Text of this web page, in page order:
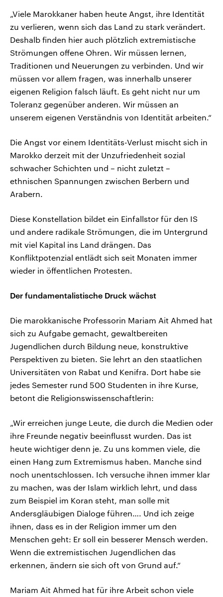
„Viele Marokkaner haben heute Angst, ihre Identität
zu verlieren, wenn sich das Land zu stark verändert.
Deshalb finden hier auch plötzlich extremistische
Strömungen offene Ohren. Wir müssen lernen,
Traditionen und Neuerungen zu verbinden. Und wir
müssen vor allem fragen, was innerhalb unserer
eigenen Religion falsch läuft. Es geht nicht nur um
Toleranz gegenüber anderen. Wir müssen an
unserem eigenen Verständnis von Identität arbeiten.“
Die Angst vor einem Identitäts-Verlust mischt sich in
Marokko derzeit mit der Unzufriedenheit sozial
schwacher Schichten und – nicht zuletzt –
ethnischen Spannungen zwischen Berbern und
Arabern.
Diese Konstellation bildet ein Einfallstor für den IS
und andere radikale Strömungen, die im Untergrund
mit viel Kapital ins Land drängen. Das
Konfliktpotenzial entlädt sich seit Monaten immer
wieder in öffentlichen Protesten.
Der fundamentalistische Druck wächst
Die marokkanische Professorin Mariam Ait Ahmed hat
sich zu Aufgabe gemacht, gewaltbereiten
Jugendlichen durch Bildung neue, konstruktive
Perspektiven zu bieten. Sie lehrt an den staatlichen
Universitäten von Rabat und Kenifra. Dort habe sie
jedes Semester rund 500 Studenten in ihre Kurse,
betont die Religionswissenschaftlerin:
„Wir erreichen junge Leute, die durch die Medien oder
ihre Freunde negativ beeinflusst wurden. Das ist
heute wichtiger denn je. Zu uns kommen viele, die
einen Hang zum Extremismus haben. Manche sind
noch unentschlossen. Ich versuche ihnen immer klar
zu machen, was der Islam wirklich lehrt, und dass
zum Beispiel im Koran steht, man solle mit
Andersgläubigen Dialoge führen…. Und ich zeige
ihnen, dass es in der Religion immer um den
Menschen geht: Er soll ein besserer Mensch werden.
Wenn die extremistischen Jugendlichen das
erkennen, ändern sie sich oft von Grund auf.“
Mariam Ait Ahmed hat für ihre Arbeit schon viele